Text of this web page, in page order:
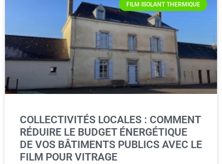
FILM ISOLANT THERMIQUE
COLLECTIVITÉS LOCALES : COMMENT
RÉDUIRE LE BUDGET ÉNERGÉTIQUE
DE VOS BÂTIMENTS PUBLICS AVEC LE
FILM POUR VITRAGE